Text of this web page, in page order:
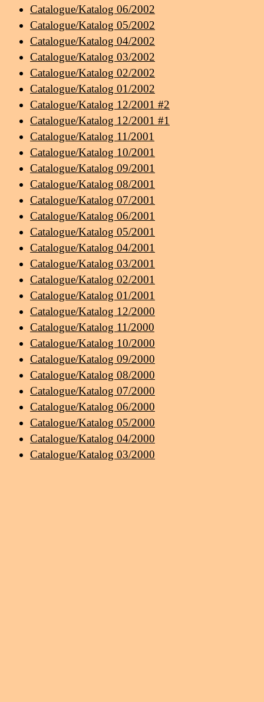
Catalogue/Katalog 06/2002
Catalogue/Katalog 05/2002
Catalogue/Katalog 04/2002
Catalogue/Katalog 03/2002
Catalogue/Katalog 02/2002
Catalogue/Katalog 01/2002
Catalogue/Katalog 12/2001 #2
Catalogue/Katalog 12/2001 #1
Catalogue/Katalog 11/2001
Catalogue/Katalog 10/2001
Catalogue/Katalog 09/2001
Catalogue/Katalog 08/2001
Catalogue/Katalog 07/2001
Catalogue/Katalog 06/2001
Catalogue/Katalog 05/2001
Catalogue/Katalog 04/2001
Catalogue/Katalog 03/2001
Catalogue/Katalog 02/2001
Catalogue/Katalog 01/2001
Catalogue/Katalog 12/2000
Catalogue/Katalog 11/2000
Catalogue/Katalog 10/2000
Catalogue/Katalog 09/2000
Catalogue/Katalog 08/2000
Catalogue/Katalog 07/2000
Catalogue/Katalog 06/2000
Catalogue/Katalog 05/2000
Catalogue/Katalog 04/2000
Catalogue/Katalog 03/2000